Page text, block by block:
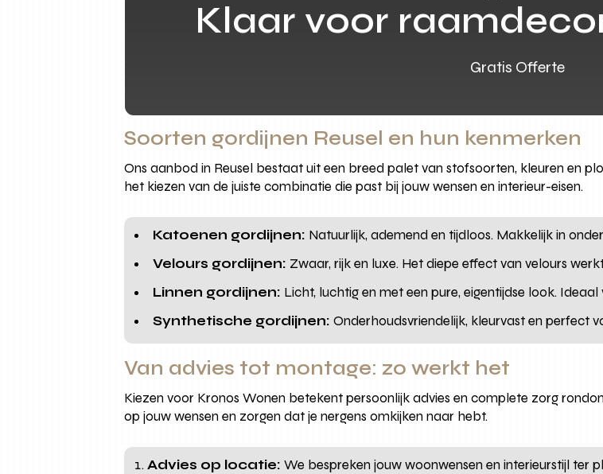
Klaar voor
Gratis Offerte
Soorten gordijnen Reusel en hun kenmerken
Ons aanbod in Reusel bestaat uit een breed palet van stofsoorten, kleuren en
het kiezen van de juiste combinatie die past bij jouw wensen en interieur-eisen.
Katoenen gordijnen: Natuurlijk, ademend en tijdloos. Makkelijk in
Velours gordijnen: Zwaar, rijk en luxe. Het diepe effect van velours
Linnen gordijnen: Licht, luchtig en met een pure, eigentijdse look.
Synthetische gordijnen: Onderhoudsvriendelijk, kleurvast en perfect
Van advies tot montage: zo werkt het
Kiezen voor Kronos Wonen betekent persoonlijk advies en complete zorg
op jouw wensen en zorgen dat je nergens omkijken naar hebt.
Advies op locatie: We bespreken jouw woonwensen en interieurstijl ter